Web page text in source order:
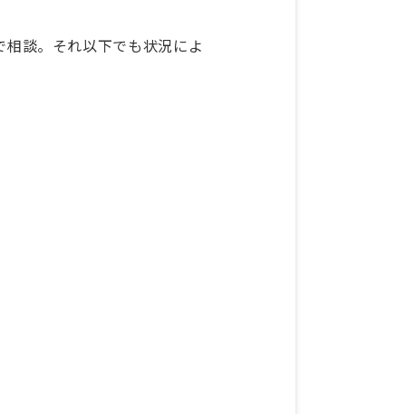
談。それ以下でも状況によ